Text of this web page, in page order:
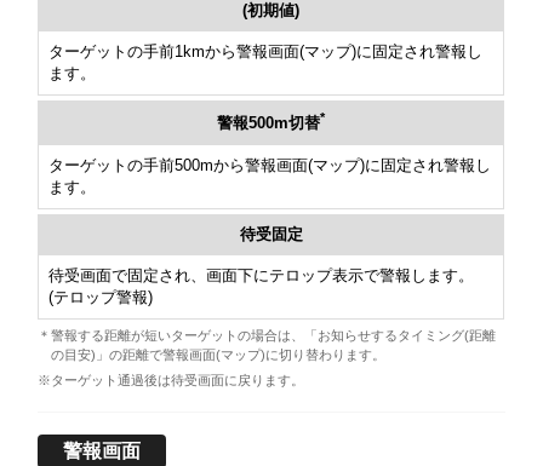
(初期値)
ターゲットの手前1kmから警報画面(マップ)に固定され警報し
ます。
警報500m切替*
ターゲットの手前500mから警報画面(マップ)に固定され警報し
ます。
待受固定
待受画面で固定され、画面下にテロップ表示で警報します。
(テロップ警報)
＊警報する距離が短いターゲットの場合は、「お知らせするタイミング(距離
の目安)」の距離で警報画面(マップ)に切り替わります。
※ターゲット通過後は待受画面に戻ります。
警報画面